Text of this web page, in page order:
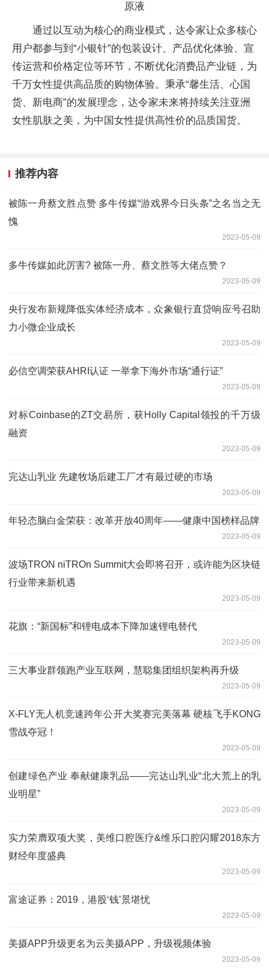
原液
通过以互动为核心的商业模式，达令家让众多核心
用户都参与到“小银针”的包装设计、产品优化体验、宣
传运营和价格定位等环节，不断优化消费品产业链，为
千万女性提供高品质的购物体验。秉承“馨生活、心国
货、新电商”的发展理念，达令家未来将持续关注亚洲
女性肌肤之美，为中国女性提供高性价的品质国货。
推荐内容
被陈一舟蔡文胜点赞 多牛传媒“游戏界今日头条”之名当之无
愧
2023-05-09
多牛传媒如此厉害? 被陈一舟、蔡文胜等大佬点赞？
2023-05-09
央行发布新规降低实体经济成本，众象银行直贷响应号召助
力小微企业成长
2023-05-09
必信空调荣获AHRI认证 一举拿下海外市场“通行证”
2023-05-09
对标Coinbase的ZT交易所，获Holly Capital领投的千万级
融资
2023-05-09
完达山乳业 先建牧场后建工厂才有最过硬的市场
2023-05-09
年轻态脑白金荣获：改革开放40周年——健康中国榜样品牌
2023-05-09
波场TRON niTROn Summit大会即将召开，或许能为区块链
行业带来新机遇
2023-05-09
花旗：“新国标”和锂电成本下降加速锂电替代
2023-05-09
三大事业群领跑产业互联网，慧聪集团组织架构再升级
2023-05-09
X-FLY无人机竞速跨年公开大奖赛完美落幕 硬核飞手KONG
雪战夺冠！
2023-05-09
创建绿色产业 奉献健康乳品——完达山乳业“北大荒上的乳
业明星”
2023-05-09
实力荣膺双项大奖，美维口腔医疗&维乐口腔闪耀2018东方
财经年度盛典
2023-05-09
富途证券：2019，港股‘钱’景堪忧
2023-05-09
美摄APP升级更名为云美摄APP，升级视频体验
2023-05-09